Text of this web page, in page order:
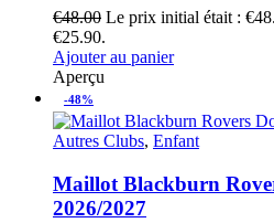
€48.00 Le prix initial était :
€25.90.
Ajouter au panier
Aperçu
-48%
Autres Clubs, Enfant
Maillot Blackburn
2026/2027